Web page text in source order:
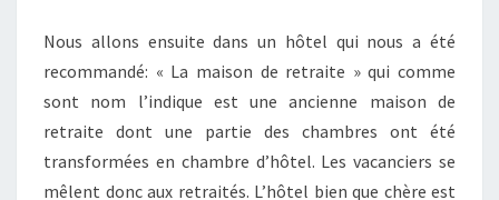
Nous allons ensuite dans un hôtel qui nous a été
recommandé: « La maison de retraite » qui comme
sont nom l’indique est une ancienne maison de
retraite dont une partie des chambres ont été
transformées en chambre d’hôtel. Les vacanciers se
mêlent donc aux retraités. L’hôtel bien que chère est